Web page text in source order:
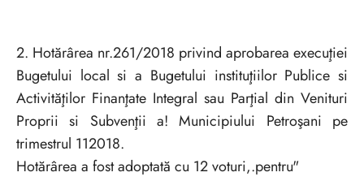
2. Hotărârea nr.261/2018 privind aprobarea execuţiei
Bugetului local si a Bugetului instituţiilor Publice si
Activităţilor Finanţate Integral sau Parţial din Venituri
Proprii si Subvenţii a! Municipiului Petroşani pe
trimestrul 112018.
Hotărârea a fost adoptată cu 12 voturi,.pentru"